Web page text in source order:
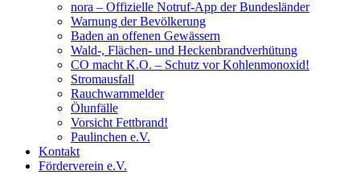
nora – Offizielle Notruf-App der Bundesländer
Warnung der Bevölkerung
Baden an offenen Gewässern
Wald-, Flächen- und Heckenbrandverhütung
CO macht K.O. – Schutz vor Kohlenmonoxid!
Stromausfall
Rauchwarnmelder
Ölunfälle
Vorsicht Fettbrand!
Paulinchen e.V.
Kontakt
Förderverein e.V.